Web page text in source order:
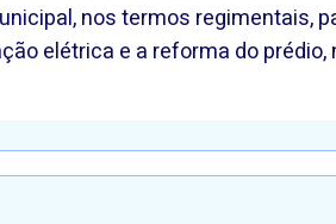
nos termos
elétrica e a reforma do